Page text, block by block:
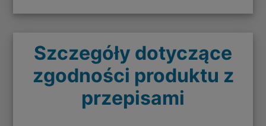
Szczegóły dotyczące
zgodności produktu z
przepisami